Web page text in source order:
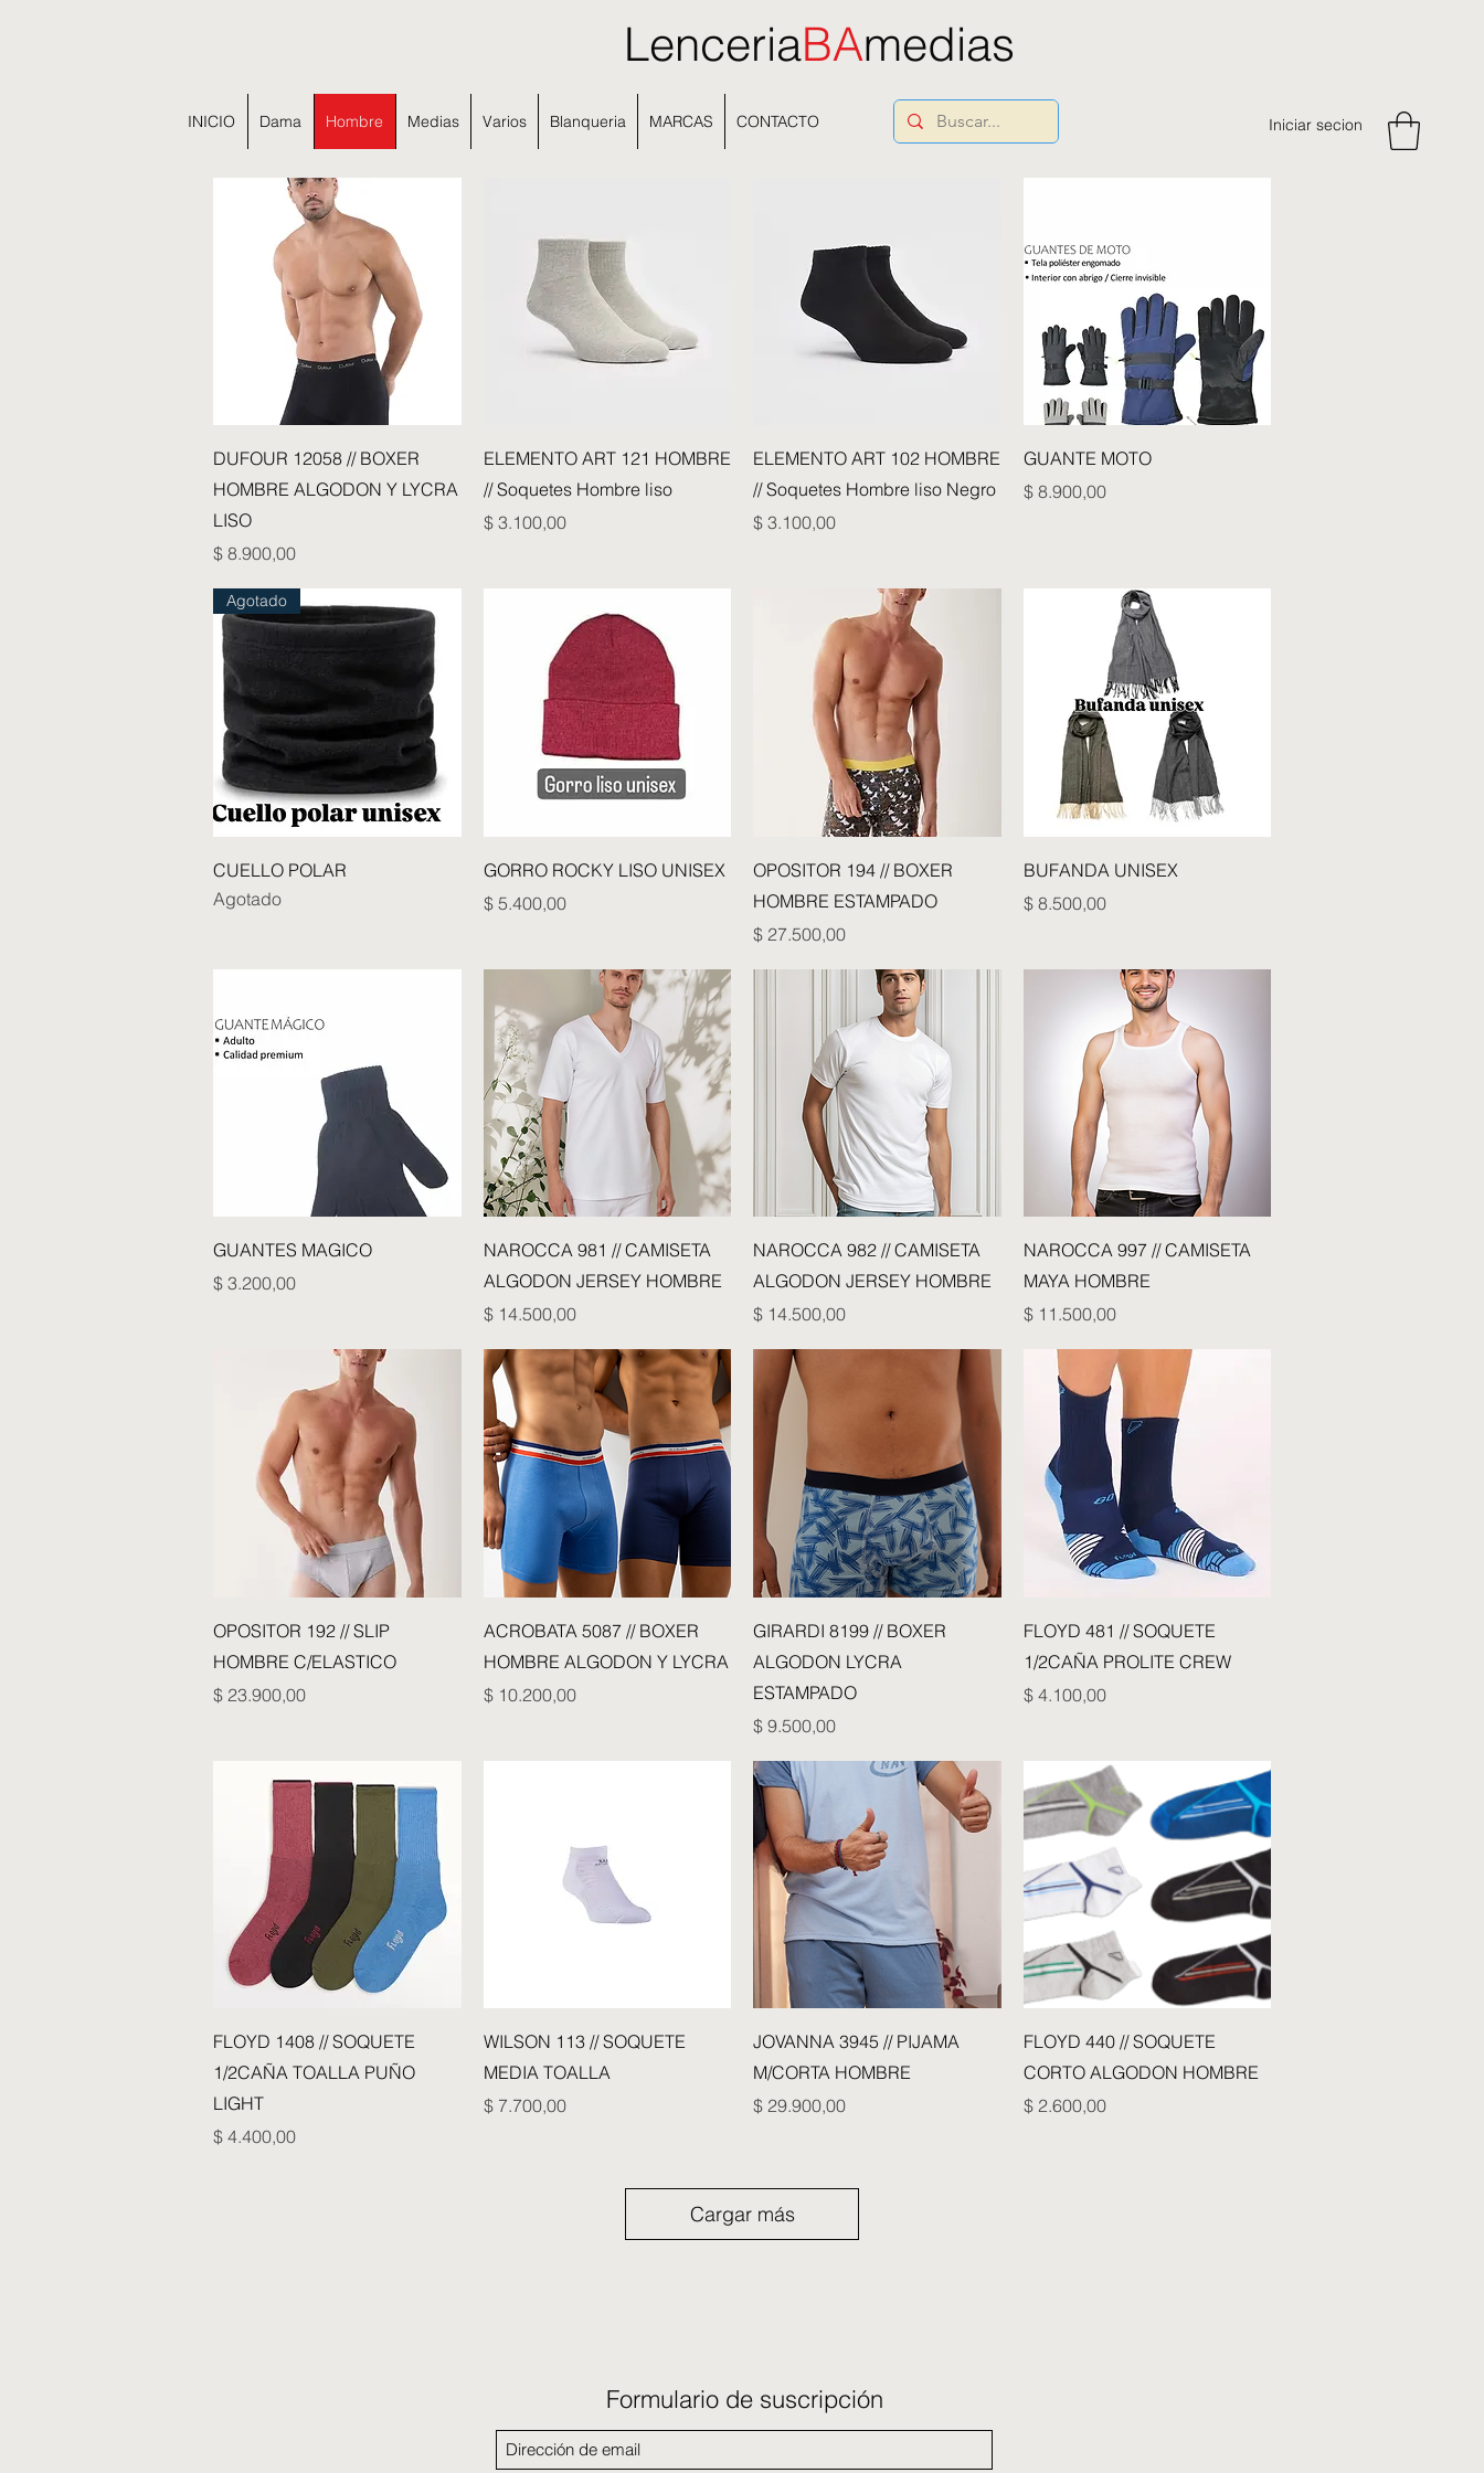
LenceriaBAmedias
INICIO Dama Hombre Medias Varios Blanqueria MARCAS CONTACTO Iniciar secion
Vista rápida
DUFOUR 12058 // BOXER
HOMBRE ALGODON Y LYCRA
LISO
Precio
$ 8.900,00
Vista rápida
ELEMENTO ART 121 HOMBRE
// Soquetes Hombre liso
Precio
$ 3.100,00
Vista rápida
ELEMENTO ART 102 HOMBRE
// Soquetes Hombre liso Negro
Precio
$ 3.100,00
Vista rápida
GUANTE MOTO
Precio
$ 8.900,00
Vista rápida
Agotado
CUELLO POLAR
Agotado
Vista rápida
GORRO ROCKY LISO UNISEX
Precio
$ 5.400,00
Vista rápida
OPOSITOR 194 // BOXER
HOMBRE ESTAMPADO
Precio
$ 27.500,00
Vista rápida
BUFANDA UNISEX
Precio
$ 8.500,00
Vista rápida
GUANTES MAGICO
Precio
$ 3.200,00
Vista rápida
NAROCCA 981 // CAMISETA
ALGODON JERSEY HOMBRE
Precio
$ 14.500,00
Vista rápida
NAROCCA 982 // CAMISETA
ALGODON JERSEY HOMBRE
Precio
$ 14.500,00
Vista rápida
NAROCCA 997 // CAMISETA
MAYA HOMBRE
Precio
$ 11.500,00
Vista rápida
OPOSITOR 192 // SLIP
HOMBRE C/ELASTICO
Precio
$ 23.900,00
Vista rápida
ACROBATA 5087 // BOXER
HOMBRE ALGODON Y LYCRA
Precio
$ 10.200,00
Vista rápida
GIRARDI 8199 // BOXER
ALGODON LYCRA
ESTAMPADO
Precio
$ 9.500,00
Vista rápida
FLOYD 481 // SOQUETE
1/2CAÑA PROLITE CREW
Precio
$ 4.100,00
Vista rápida
FLOYD 1408 // SOQUETE
1/2CAÑA TOALLA PUÑO
LIGHT
Precio
$ 4.400,00
Vista rápida
WILSON 113 // SOQUETE
MEDIA TOALLA
Precio
$ 7.700,00
Vista rápida
JOVANNA 3945 // PIJAMA
M/CORTA HOMBRE
Precio
$ 29.900,00
Vista rápida
FLOYD 440 // SOQUETE
CORTO ALGODON HOMBRE
Precio
$ 2.600,00
Cargar más
Formulario de suscripción